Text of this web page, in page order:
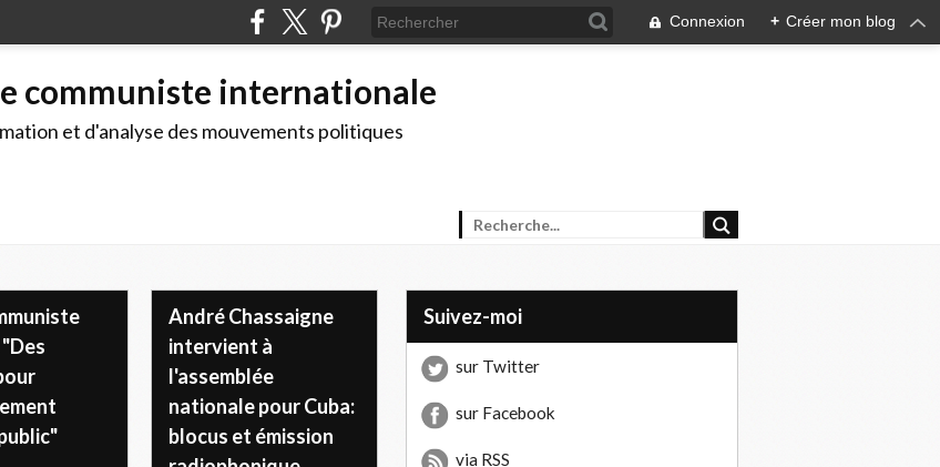
Connexion + Créer mon blog
communiste internationale
et d'analyse des mouvements politiques
André Chassaigne
intervient à
l'assemblée
nationale pour Cuba:
blocus et émission
Suivez-moi
sur Twitter
sur Facebook
via RSS